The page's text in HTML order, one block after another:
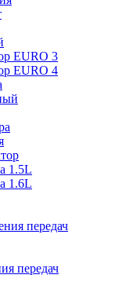
EURO 3
EURO 4
1.5L
1.6L
передач
передач